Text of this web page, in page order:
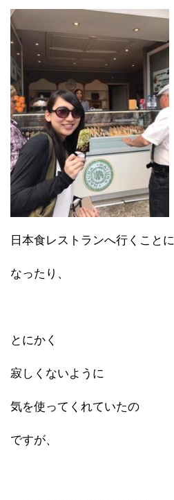
日本食レストランへ行くことに
なったり、
とにかく
寂しくないように
気を使ってくれていたの
ですが、